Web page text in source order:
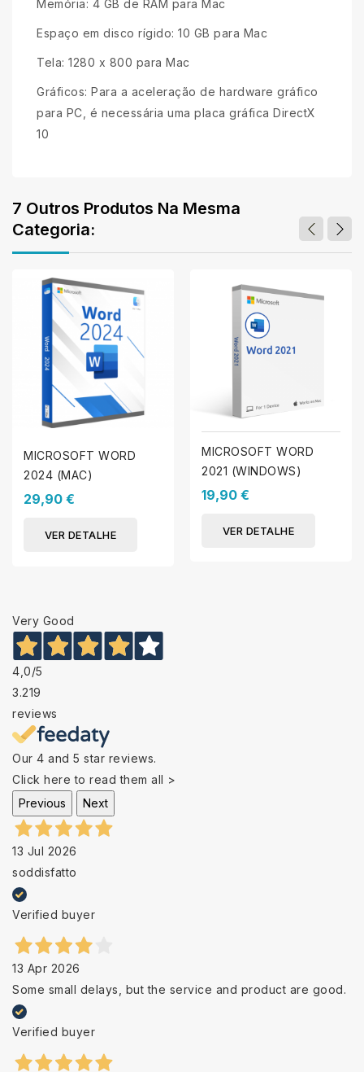
Memória: 4 GB de RAM para Mac
Espaço em disco rígido: 10 GB para Mac
Tela: 1280 x 800 para Mac
Gráficos: Para a aceleração de hardware gráfico
para PC, é necessária uma placa gráfica DirectX
10
7 Outros Produtos Na Mesma
Categoria:
MICROSOFT WORD
2024 (MAC)
29,90 €
VER DETALHE
MICROSOFT WORD
2021 (WINDOWS)
19,90 €
VER DETALHE
Very Good
4,0/5
3.219
reviews
Our 4 and 5 star reviews.
Click here to read them all >
Previous
Next
13 Jul 2026
soddisfatto
Verified buyer
13 Apr 2026
Some small delays, but the service and product are good.
Verified buyer